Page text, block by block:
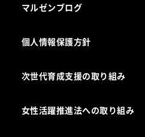
マルゼンブログ
個人情報保護方針
次世代育成支援の取り組み
女性活躍推進法への取り組み